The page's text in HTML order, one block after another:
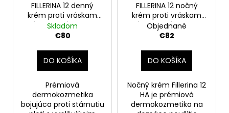
FILLERINA 12 denný
krém proti vráskam
(stupeň 3), 50 ml
Skladom
€80
DO KOŠÍKA
Prémiová
dermokozmetika
bojujúca proti stárnutiu
FILLERINA 12 nočný
krém proti vráskam
(stupeň 3), 50 ml
Objednané
€82
DO KOŠÍKA
Nočný krém Fillerina 12
HA je prémiová
dermokozmetika na